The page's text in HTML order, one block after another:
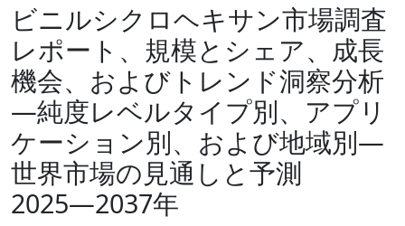
ビニルシクロヘキサン市場調査
レポート、規模とシェア、成長
機会、およびトレンド洞察分析
―純度レベルタイプ別、アプリ
ケーション別、および地域別―
世界市場の見通しと予測
2025―2037年